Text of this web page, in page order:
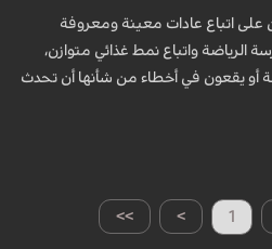
على اتباع عادات معينة ومعروفة
واتباع نمط غذائي متوازن،
يقعون في أخطاء من شأنها أن تحدث
>> > 1